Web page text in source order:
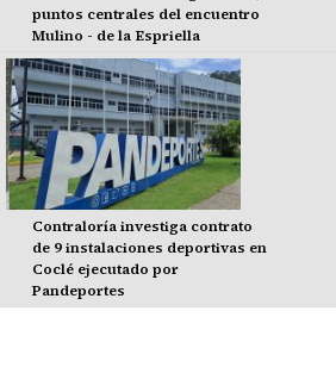
puntos centrales del encuentro
Mulino - de la Espriella
Contraloría investiga contrato
de 9 instalaciones deportivas en
Coclé ejecutado por
Pandeportes